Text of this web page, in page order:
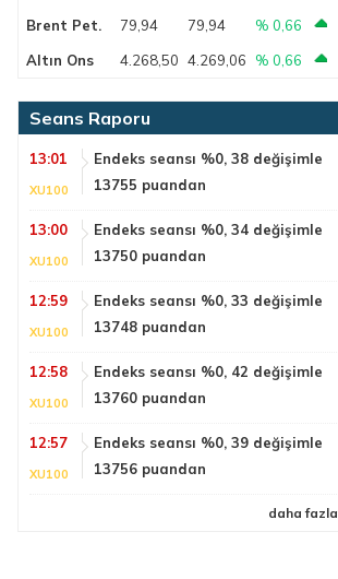
Brent Pet.
79,94 79,94
% 0,66
Altın Ons
4.268,50 4.269,06 % 0,66
Seans Raporu
13:01
XU100
Endeks seansı %0, 38 değişimle
13755 puandan
13:00
XU100
Endeks seansı %0, 34 değişimle
13750 puandan
12:59
XU100
Endeks seansı %0, 33 değişimle
13748 puandan
12:58
XU100
Endeks seansı %0, 42 değişimle
13760 puandan
12:57
XU100
Endeks seansı %0, 39 değişimle
13756 puandan
daha fazla